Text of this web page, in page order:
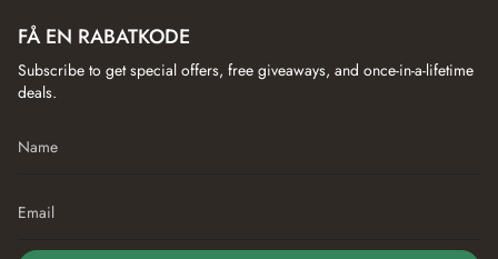
FÅ EN RABATKODE
Subscribe to get special offers, free giveaways, and once-in-a-lifetime
deals.